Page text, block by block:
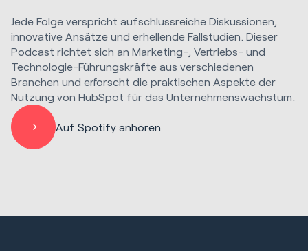
Jede Folge verspricht aufschlussreiche Diskussionen,
innovative Ansätze und erhellende Fallstudien. Dieser
Podcast richtet sich an Marketing-, Vertriebs- und
Technologie-Führungskräfte aus verschiedenen
Branchen und erforscht die praktischen Aspekte der
Nutzung von HubSpot für das Unternehmenswachstum.
Auf Spotify anhören